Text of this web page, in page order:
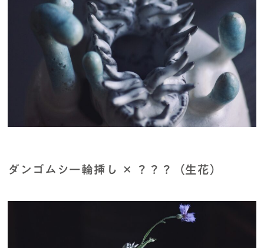
ダンゴムシ一輪挿し × ？？？（生花）